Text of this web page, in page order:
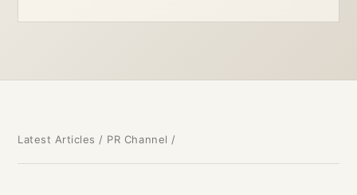
Latest Articles / PR Channel /